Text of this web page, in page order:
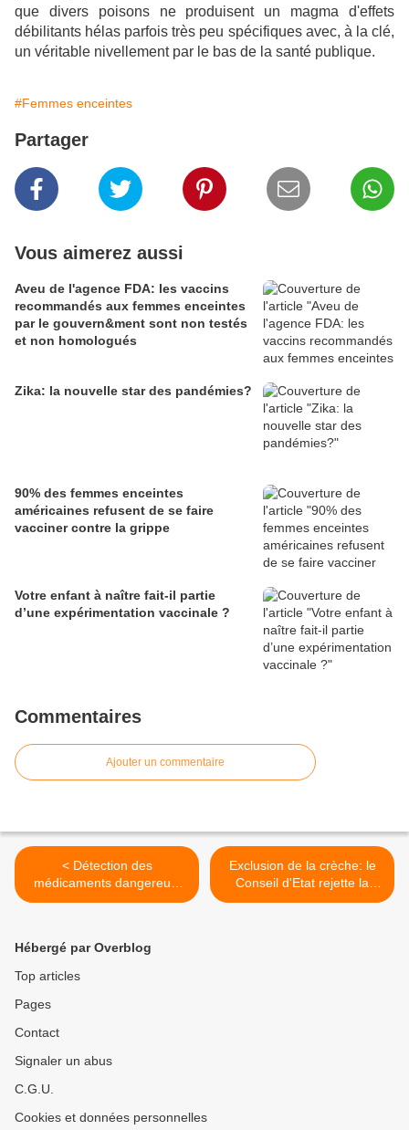
que divers poisons ne produisent un magma d'effets
débilitants hélas parfois très peu spécifiques avec, à la clé,
un véritable nivellement par le bas de la santé publique.
#Femmes enceintes
Partager
Vous aimerez aussi
Aveu de l'agence FDA: les vaccins
recommandés aux femmes enceintes
par le gouvern&ment sont non testés
et non homologués
Zika: la nouvelle star des pandémies?
90% des femmes enceintes
américaines refusent de se faire
vacciner contre la grippe
Votre enfant à naître fait-il partie
d’une expérimentation vaccinale ?
Commentaires
Ajouter un commentaire
< Détection des
médicaments dangereux:
l'hypocrisie des
Exclusion de la crèche: le
Conseil d'Etat rejette la
demande en suspension
Hébergé par Overblog
Top articles
Pages
Contact
Signaler un abus
C.G.U.
Cookies et données personnelles